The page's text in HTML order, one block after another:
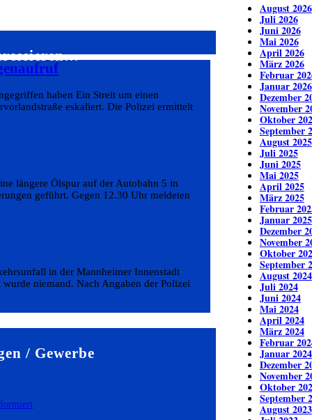
haben Ein Streit um einen
eskaliert. Die Polizei ermittelt
längere Ölspur auf der Autobahn 5 in
geführt. Gegen 12.30 Uhr meldeten
in der Mannheimer Innenstadt
niemand. Nach Angaben der Polizei
/ Gewerbe
August 2026
Juli 2026
Juni 2026
Mai 2026
April 2026
März 2026
Februar
Januar 2026
Dezember
November
Oktober
September
August 2025
Juli 2025
Juni 2025
Mai 2025
April 2025
März 2025
Februar
Januar 2025
Dezember
November
Oktober
September
August 2024
Juli 2024
Juni 2024
Mai 2024
April 2024
März 2024
Februar
Januar 2024
Dezember
November
Oktober
September
August 2023